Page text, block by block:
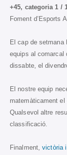
+45, categoria 1 /
Foment d’Esports
El cap de setmana
equips al comarcal
dissabte, el
El nostre equip
matemàticament
Qualsevol altre
classificació.
Finalment,victòria